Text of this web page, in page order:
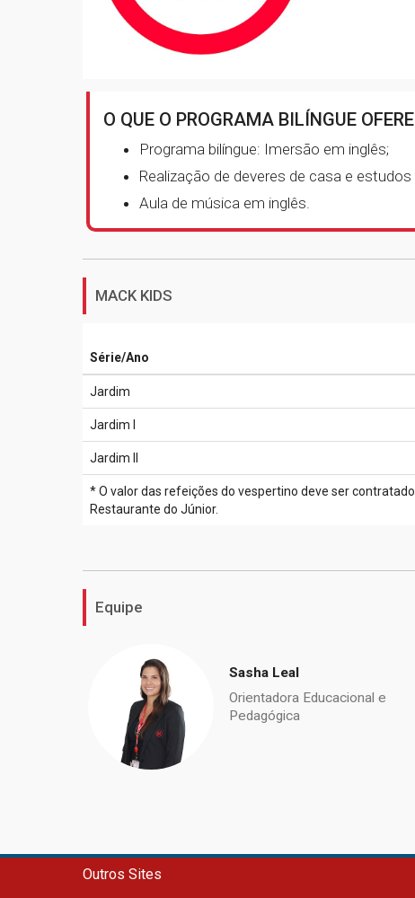
O QUE O PROGRAMA BILÍNGUE
Programa bilíngue: Imersão em inglês;
Realização de deveres de casa e estudos
Aula de música em inglês.
MACK KIDS
Série/Ano
Jardim
Jardim I
Jardim II
* O valor das refeições do vespertino deve ser
Restaurante do Júnior.
Equipe
Sasha Leal
Orientadora Educacional e
Pedagógica
Outros Sites